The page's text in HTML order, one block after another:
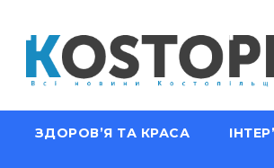
ЗДОРОВ’Я ТА КРАСА